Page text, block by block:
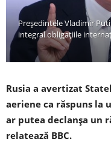
Președintele Vladimir
integral obligațiile
Rusia a avertizat
aeriene ca răspuns la
ar putea declanșa un
relatează BBC.